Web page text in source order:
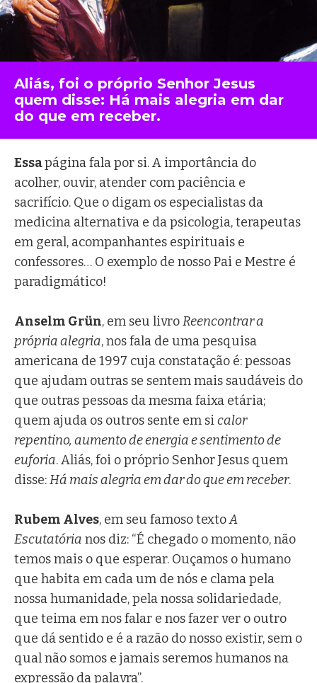
Aliás, foi o próprio Senhor Jesus
quem disse: Há mais alegria em dar
do que em receber.
Essapágina fala por si. A importância do
acolher, ouvir, atender com paciência e
sacrifício. Que o digam os especialistas da
medicina alternativa e da psicologia, terapeutas
em geral, acompanhantes espirituais e
confessores… O exemplo de nosso Pai e Mestre é
paradigmático!
Anselm Grün, em seu livroReencontrar a
própria alegria, nos fala de uma pesquisa
americana de 1997 cuja constatação é: pessoas
que ajudam outras se sentem mais saudáveis do
que outras pessoas da mesma faixa etária;
quem ajuda os outros sente em sicalor
repentino, aumento de energia e sentimento de
euforia. Aliás, foi o próprio Senhor Jesus quem
disse:Há mais alegria em dar do que em receber.
Rubem Alves, em seu famoso textoA
Escutatória nos diz: “É chegado o momento, não
temos mais o que esperar. Ouçamos o humano
que habita em cada um de nós e clama pela
nossa humanidade, pela nossa solidariedade,
que teima em nos falar e nos fazer ver o outro
que dá sentido e é a razão do nosso existir, sem o
qual não somos e jamais seremos humanos na
expressão da palavra”.